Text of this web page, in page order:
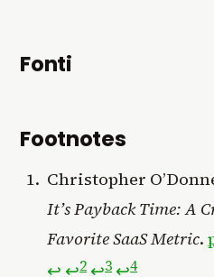
Fonti
Footnotes
Christopher
It’s Payback Time: A
Favorite SaaS Metric.
↩ ↩2 ↩3 ↩4